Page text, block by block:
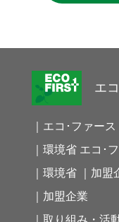
エ
｜エコ･ファー
｜環境省 エコ･
｜環境省 ｜加
｜加盟企業